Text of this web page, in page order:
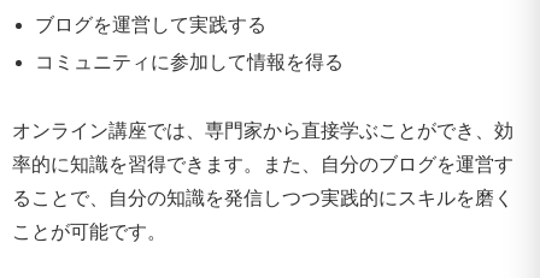
ブログを運営して実践する
コミュニティに参加して情報を得る
オンライン講座では、専門家から直接学ぶことができ、効
率的に知識を習得できます。また、自分のブログを運営す
ることで、自分の知識を発信しつつ実践的にスキルを磨く
ことが可能です。